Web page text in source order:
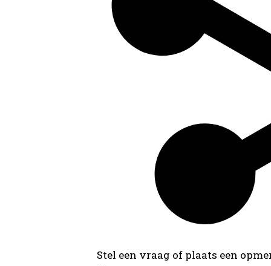
Stel een vraag of plaats een